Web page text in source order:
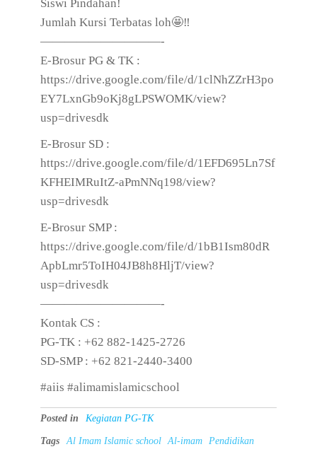
Siswi Pindahan!
Jumlah Kursi Terbatas loh🤩‼
——————————-
E-Brosur PG & TK :
https://drive.google.com/file/d/1clNhZZrH3po
EY7LxnGb9oKj8gLPSWOMK/view?
usp=drivesdk
E-Brosur SD :
https://drive.google.com/file/d/1EFD695Ln7Sf
KFHEIMRuItZ-aPmNNq198/view?
usp=drivesdk
E-Brosur SMP :
https://drive.google.com/file/d/1bB1Ism80dR
ApbLmr5ToIH04JB8h8HljT/view?
usp=drivesdk
——————————-
Kontak CS :
PG-TK : ‪‪‪+62 882-1425-2726‬‬‬
SD-SMP : ‪‪‪+62 821-2440-3400‬‬‬
#aiis #alimamislamicschool
Posted in Kegiatan PG-TK
Tags Al Imam Islamic school Al-imam
Pendidikan